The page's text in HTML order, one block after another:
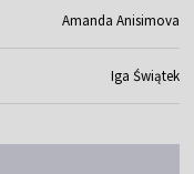
Amanda Anisimova
Iga Świątek